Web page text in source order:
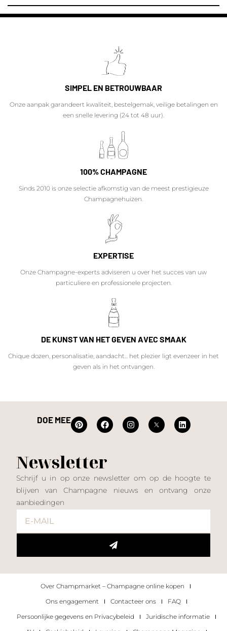
SIMPEL EN BETROUWBAAR
Onze aanpak garandeert kwaliteit, bestelgemak, veilige betalingen en
een snelle levering (24 tot 48 uur).
100% CHAMPAGNE
Sinds 2010 is onze selectie afkomstig van de meest prestigieuze
Champagnehuizen.
EXPERTISE
Onze Champagne-experts adviseren u over het succes van uw
particuliere en professionele projecten.
DE KUNST VAN HET GEVEN AVEC SMAAK
Chique dozen, personalisatie, aandacht... het plezier ligt evenzeer in het
geven als in het ontvangen.
DOE MEE
Newsletter
Schrijf u in op onze newsletter om op de hoogte te
blijven van Champagne nieuws en ontvang onze
aanbiedingen
Over Champmarket – Champagne online kopen
Ons engagement
Contacteer ons
FAQ
Persoonlijke gegevens en Privacybeleid
Juridische informatie